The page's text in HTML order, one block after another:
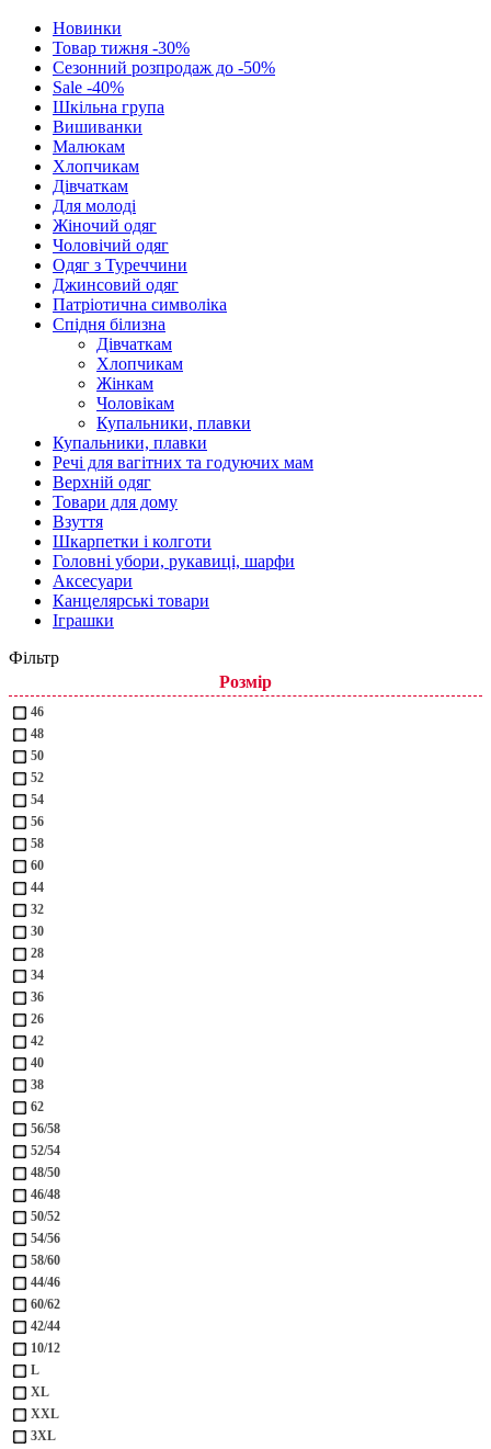
Новинки
Товар тижня -30%
Сезонний розпродаж до -50%
Sale -40%
Шкільна група
Вишиванки
Малюкам
Хлопчикам
Дівчаткам
Для молоді
Жіночий одяг
Чоловічий одяг
Одяг з Туреччини
Джинсовий одяг
Патріотична символіка
Спідня білизна
Дівчаткам
Хлопчикам
Жінкам
Чоловікам
Купальники, плавки
Купальники, плавки
Речі для вагітних та годуючих мам
Верхній одяг
Товари для дому
Взуття
Шкарпетки і колготи
Головні убори, рукавиці, шарфи
Аксесуари
Канцелярські товари
Іграшки
Фільтр
Розмір
46
48
50
52
54
56
58
60
44
32
30
28
34
36
26
42
40
38
62
56/58
52/54
48/50
46/48
50/52
54/56
58/60
44/46
60/62
42/44
10/12
L
XL
XXL
3XL